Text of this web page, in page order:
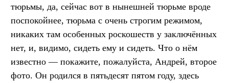
тюрьмы, да, сейчас вот в нынешней тюрьме вроде
поспокойнее, тюрьма с очень строгим режимом,
никаких там особенных роскошеств у заключённых
нет, и, видимо, сидеть ему и сидеть. Что о нём
известно — покажите, пожалуйста, Андрей, второе
фото. Он родился в пятьдесят пятом году, здесь